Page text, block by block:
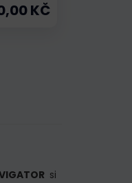
KČ
si